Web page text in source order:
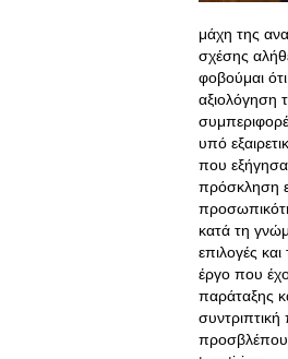
μάχη της
σχέσης
φοβούμαι
αξιολόγηση
υπό
που
πρόσκληση
κατά τη
επιλογές
έργο που
παράταξης